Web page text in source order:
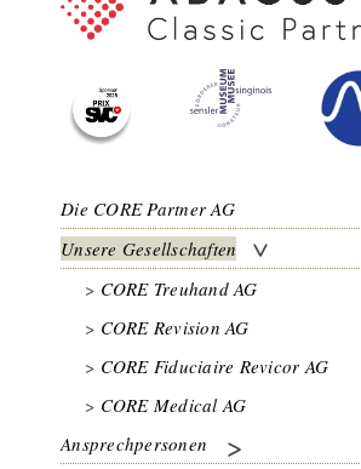
Die CORE Partner AG
Unsere Gesellschaften
CORE Treuhand AG
CORE Revision AG
CORE Fiduciaire Revicor AG
CORE Medical AG
Ansprechpersonen